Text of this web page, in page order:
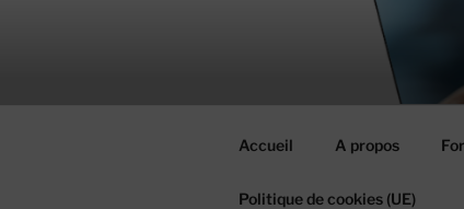
MIEUX
#MieuxRéussirEnsemble
Accueil A propos
Politique de cookies (UE)